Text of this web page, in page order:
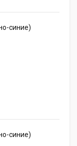
синие)
синие)